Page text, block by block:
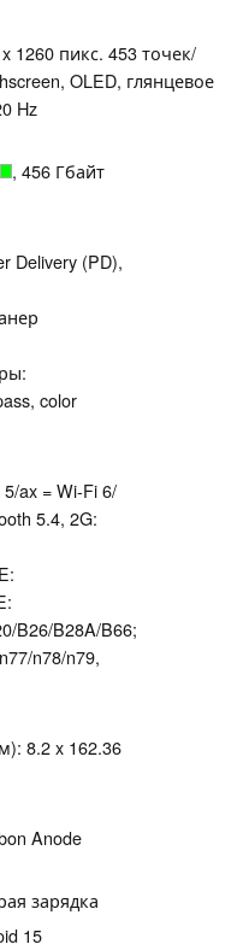
1260 пикс. 453 точек/
OLED, глянцевое
Hz
, 456 Гбайт
Delivery (PD),
color
ax = Wi-Fi 6/
5.4, 2G:
B26/B28A/B66;
n78/n79,
8.2 x 162.36
Anode
зарядка
15